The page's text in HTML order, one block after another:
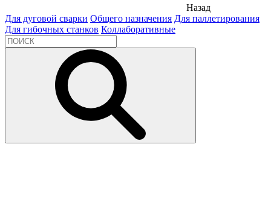
Назад
Для дуговой сварки Общего назначения Для паллетирования
Для гибочных станков Коллаборативные